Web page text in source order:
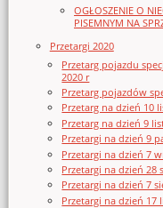
OGŁOSZENIE O
PISEMNYM NA
Przetargi 2020
Przetarg pojazdu
2020 r
Przetarg pojazdów
Przetarg na dzień 10
Przetarg na dzień 9
Przetargi na dzień 9
Przetargi na dzień 7
Przetargi na dzień 28
Przetargi na dzień 7
Przetargi na dzień 17